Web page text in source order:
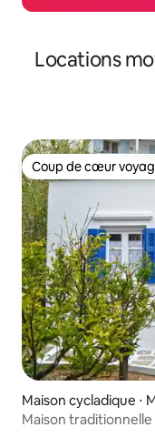
Locations
Coup de cœur
Coup de cœur
Maison cycladique ⋅
Maison